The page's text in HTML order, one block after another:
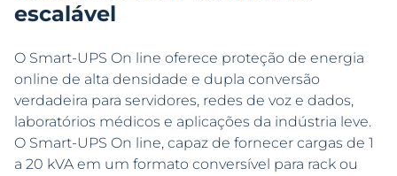
escalável
O Smart-UPS On line oferece proteção de energia
online de alta densidade e dupla conversão
verdadeira para servidores, redes de voz e dados,
laboratórios médicos e aplicações da indústria leve.
O Smart-UPS On line, capaz de fornecer cargas de 1
a 20 kVA em um formato conversível para rack ou